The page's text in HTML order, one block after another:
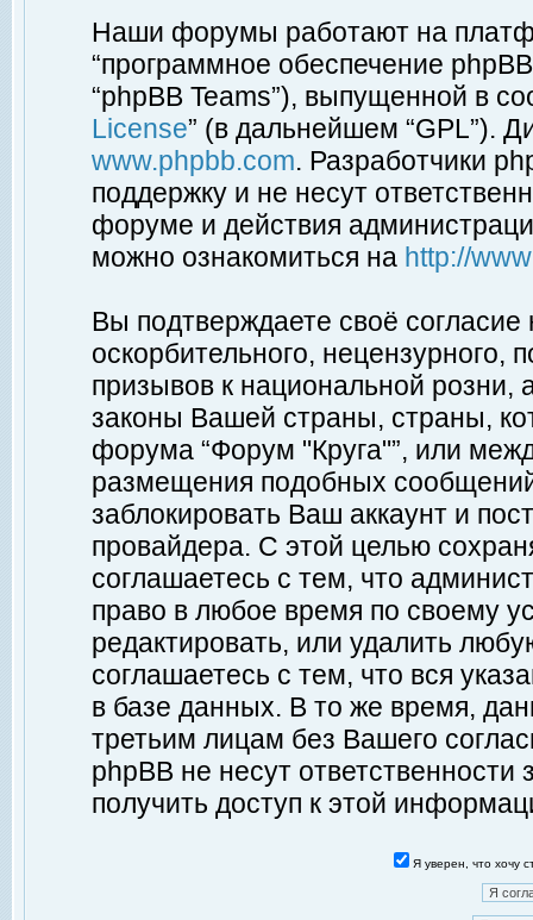
Наши форумы работают на
“программное обеспечение
“phpBB Teams”), выпущенной в
License” (в дальнейшем “GPL”).
www.phpbb.com. Разработчики
поддержку и не несут
форуме и действия
можно ознакомиться на http://
Вы подтверждаете своё
оскорбительного, нецензурного,
призывов к национальной
законы Вашей страны, страны,
форума “Форум "Круга"”, или
размещения подобных
заблокировать Ваш аккаунт и
провайдера. С этой целью
соглашаетесь с тем, что
право в любое время по своему
редактировать, или удалить
соглашаетесь с тем, что вся
в базе данных. В то же время,
третьим лицам без Вашего
phpBB не несут ответственности
получить доступ к этой
Я уверен, что хочу